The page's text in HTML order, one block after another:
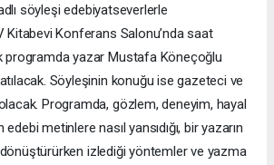
söyleşi edebiyatseverlerle
Kitabevi Konferans Salonu’nda saat
programda yazar Mustafa Köneçoğlu
Söyleşinin konuğu ise gazeteci ve
Programda, gözlem, deneyim, hayal
metinlere nasıl yansıdığı, bir yazarın
izlediği yöntemler ve yazma